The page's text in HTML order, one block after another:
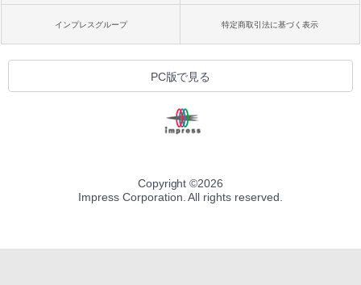
インプレスグループ 特定商取引法に基づく表示
PC版で見る
Copyright ©2026
Impress Corporation. All rights reserved.